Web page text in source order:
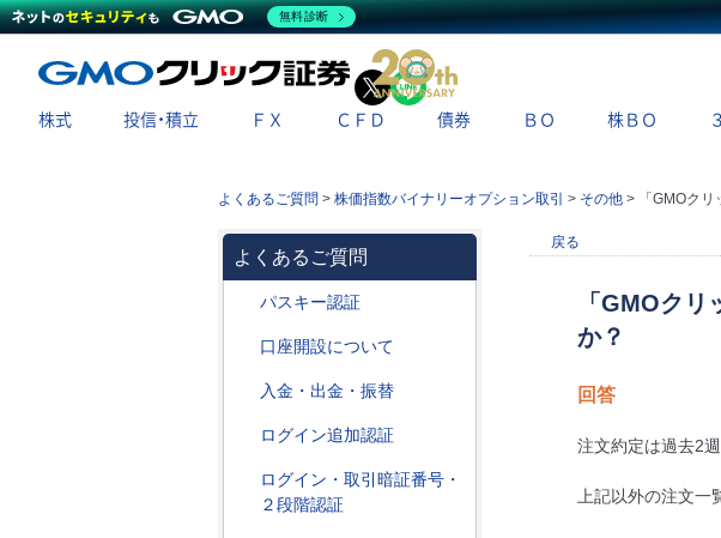
X
株式 投信・積立 ＦＸ ＣＦＤ 債券 ＢＯ 株ＢＯ
よくあるご質問 > 株価指数バイナリーオプション取引 > その他 > 「GMOクリ
よくあるご質問
パスキー認証
口座開設について
入金・出金・振替
ログイン追加認証
ログイン・取引暗証番号・
２段階認証
戻る
「GMOク
か？
回答
注文約定は過去2
上記以外の注文
無料診断